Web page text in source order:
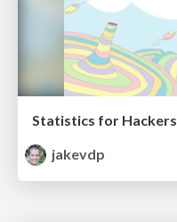
Statistics for Hackers
jakevdp